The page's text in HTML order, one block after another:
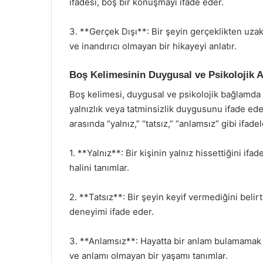
3. **Gerçek Dışı**: Bir şeyin gerçeklikten
ve inandırıcı olmayan bir hikayeyi anlatır.
Boş Kelimesinin Duygusal ve Psikolojik
Boş kelimesi, duygusal ve psikolojik
yalnızlık veya tatminsizlik duygusunu ifade
arasında “yalnız,” “tatsız,” “anlamsız” gibi
1. **Yalnız**: Bir kişinin yalnız hissettiğini
halini tanımlar.
2. **Tatsız**: Bir şeyin keyif vermediğini
deneyimi ifade eder.
3. **Anlamsız**: Hayatta bir anlam
ve anlamı olmayan bir yaşamı tanımlar.